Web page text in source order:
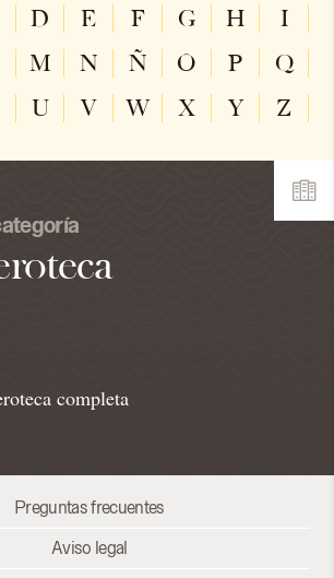
D E F G H
I
M N Ñ O P
Q
U V W X Y Z
completa
Preguntas frecuentes
Aviso legal